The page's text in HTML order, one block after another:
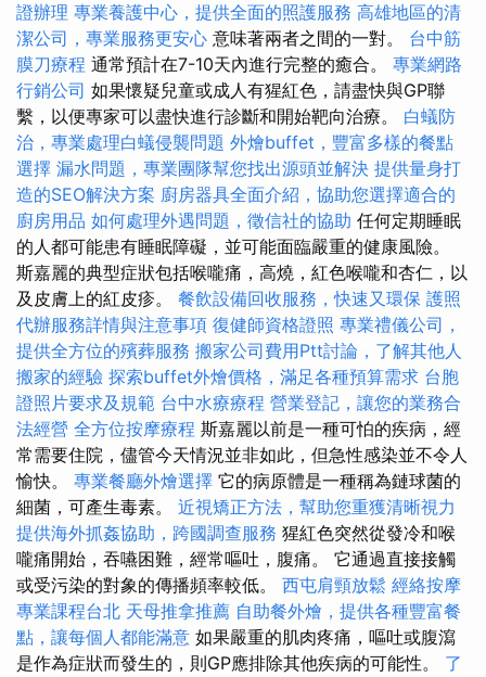
證辦理 專業養護中心，提供全面的照護服務 高雄地區的清
潔公司，專業服務更安心 意味著兩者之間的一對。 台中筋
膜刀療程 通常預計在7-10天內進行完整的癒合。 專業網路
行銷公司 如果懷疑兒童或成人有猩紅色，請盡快與GP聯
繫，以便專家可以盡快進行診斷和開始靶向治療。 白蟻防
治，專業處理白蟻侵襲問題 外燴buffet，豐富多樣的餐點
選擇 漏水問題，專業團隊幫您找出源頭並解決 提供量身打
造的SEO解決方案 廚房器具全面介紹，協助您選擇適合的
廚房用品 如何處理外遇問題，徵信社的協助 任何定期睡眠
的人都可能患有睡眠障礙，並可能面臨嚴重的健康風險。
斯嘉麗的典型症狀包括喉嚨痛，高燒，紅色喉嚨和杏仁，以
及皮膚上的紅皮疹。 餐飲設備回收服務，快速又環保 護照
代辦服務詳情與注意事項 復健師資格證照 專業禮儀公司，
提供全方位的殯葬服務 搬家公司費用Ptt討論，了解其他人
搬家的經驗 探索buffet外燴價格，滿足各種預算需求 台胞
證照片要求及規範 台中水療療程 營業登記，讓您的業務合
法經營 全方位按摩療程 斯嘉麗以前是一種可怕的疾病，經
常需要住院，儘管今天情況並非如此，但急性感染並不令人
愉快。 專業餐廳外燴選擇 它的病原體是一種稱為鏈球菌的
細菌，可產生毒素。 近視矯正方法，幫助您重獲清晰視力
提供海外抓姦協助，跨國調查服務 猩紅色突然從發冷和喉
嚨痛開始，吞嚥困難，經常嘔吐，腹痛。 它通過直接接觸
或受污染的對象的傳播頻率較低。 西屯肩頸放鬆 經絡按摩
專業課程台北 天母推拿推薦 自助餐外燴，提供各種豐富餐
點，讓每個人都能滿意 如果嚴重的肌肉疼痛，嘔吐或腹瀉
是作為症狀而發生的，則GP應排除其他疾病的可能性。 了